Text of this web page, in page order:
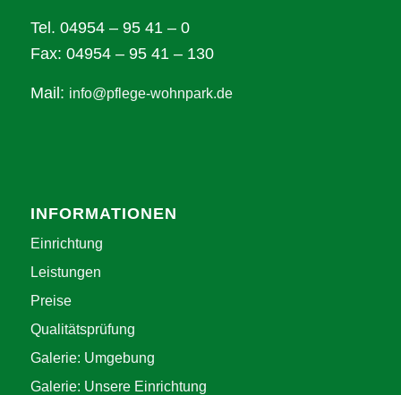
Tel. 04954 – 95 41 – 0
Fax: 04954 – 95 41 – 130
Mail: info@pflege-wohnpark.de
INFORMATIONEN
Einrichtung
Leistungen
Preise
Qualitätsprüfung
Galerie: Umgebung
Galerie: Unsere Einrichtung